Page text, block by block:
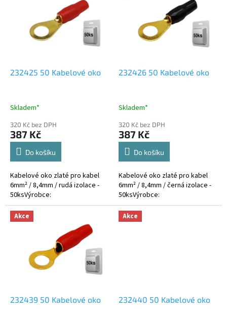
232425 50 Kabelové oko
Skladem*
320 Kč bez DPH
387 Kč
Do košíku
Kabelové oko zlaté pro kabel
6mm² / 8,4mm / rudá izolace -
50ksVýrobce:
232426 50 Kabelové oko
Skladem*
320 Kč bez DPH
387 Kč
Do košíku
Kabelové oko zlaté pro kabel
6mm² / 8,4mm / černá izolace -
50ksVýrobce:
Akce
232439 50 Kabelové oko
Akce
232440 50 Kabelové oko